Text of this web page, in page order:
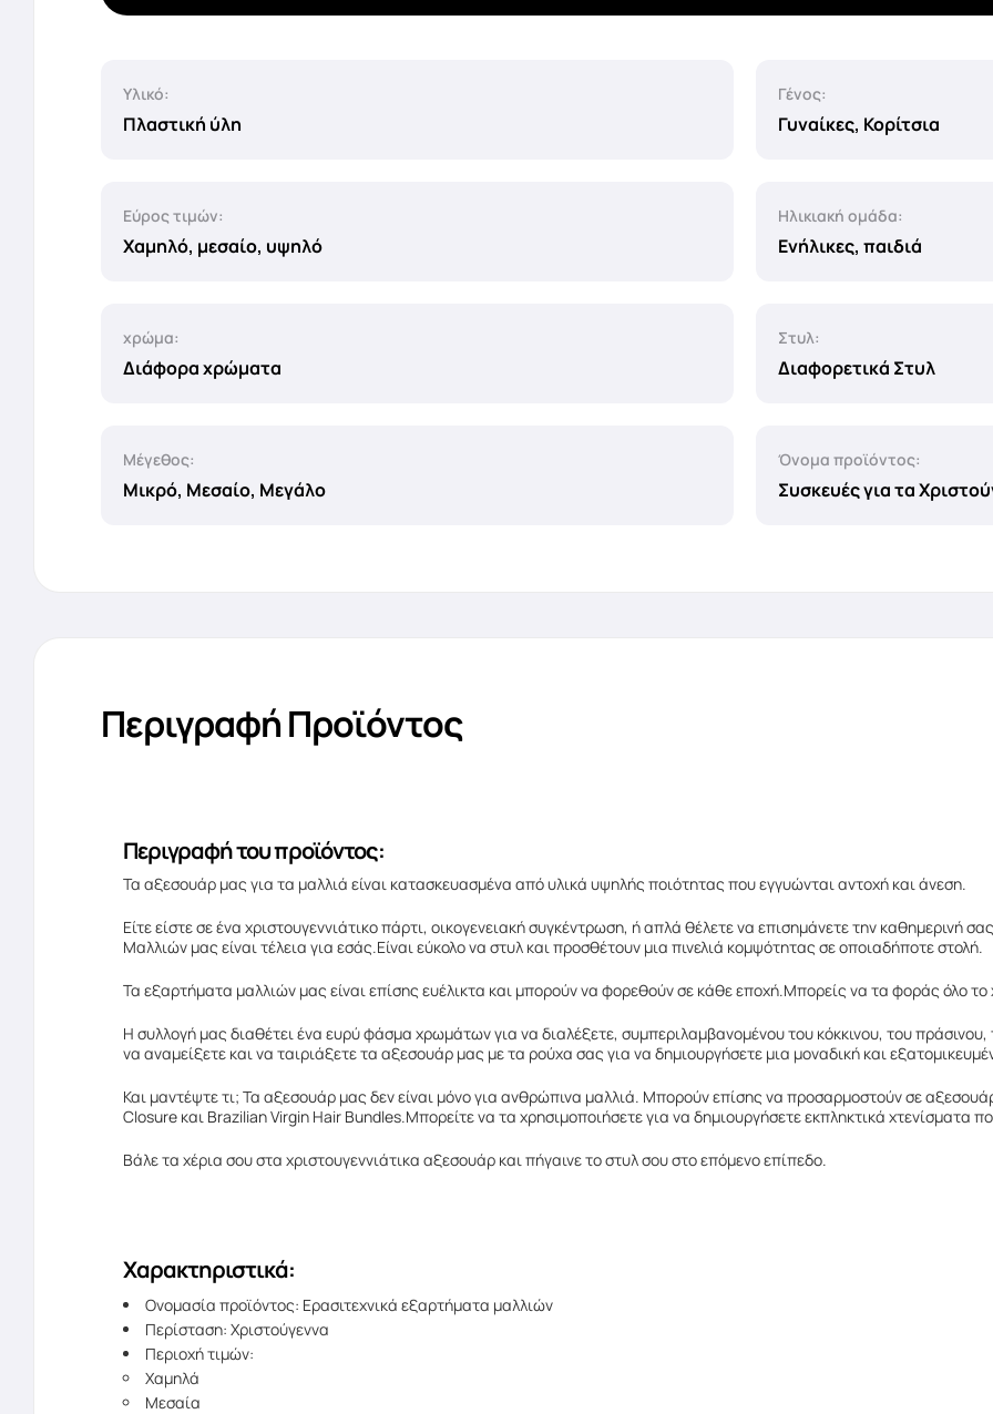
Υλικό:
Πλαστική ύλη
Γένος:
Γυναίκες, Κορίτσια
Εύρος τιμών:
Χαμηλό, μεσαίο, υψηλό
Ηλικιακή ομάδα:
Ενήλικες, παιδιά
χρώμα:
Διάφορα χρώματα
Στυλ:
Διαφορετικά Στυλ
Μέγεθος:
Μικρό, Μεσαίο, Μεγάλο
Όνομα προϊόντος:
Συσκευές για τα
Περιγραφή Προϊόντος
Περιγραφή του προϊόντος:
Τα αξεσουάρ μας για τα μαλλιά είναι κατασκευασμένα από υλικά υψηλής ποιότητας που εγγυώνται αντοχή και άνεση.
Είτε είστε σε ένα χριστουγεννιάτικο πάρτι, οικογενειακή συγκέντρωση, ή απλά θέλετε να επισημάνετε την καθημερινή
Μαλλιών μας είναι τέλεια για εσάς.Είναι εύκολο να στυλ και προσθέτουν μια πινελιά κομψότητας σε οποιαδήποτε στολή.
Τα εξαρτήματα μαλλιών μας είναι επίσης ευέλικτα και μπορούν να φορεθούν σε κάθε εποχή.Μπορείς να τα φοράς όλο
Η συλλογή μας διαθέτει ένα ευρύ φάσμα χρωμάτων για να διαλέξετε, συμπεριλαμβανομένου του κόκκινου, του
να αναμείξετε και να ταιριάξετε τα αξεσουάρ μας με τα ρούχα σας για να δημιουργήσετε μια μοναδική και
Και μαντέψτε τι; Τα αξεσουάρ μας δεν είναι μόνο για ανθρώπινα μαλλιά. Μπορούν επίσης να προσαρμοστούν σε
Closure και Brazilian Virgin Hair Bundles.Μπορείτε να τα χρησιμοποιήσετε για να δημιουργήσετε εκπληκτικά χτενίσματα
Βάλε τα χέρια σου στα χριστουγεννιάτικα αξεσουάρ και πήγαινε το στυλ σου στο επόμενο επίπεδο.
Χαρακτηριστικά:
Ονομασία προϊόντος: Ερασιτεχνικά εξαρτήματα μαλλιών
Περίσταση: Χριστούγεννα
Περιοχή τιμών:
Χαμηλά
Μεσαία